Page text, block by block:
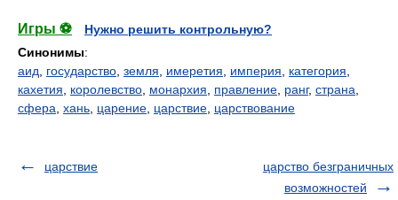
Игры ⚽
Нужно решить контрольную?
Синонимы:
аид
государство земля имеретия империя категория
кахетия
королевство монархия правление ранг, страна
сфера хань царение царствие царствование
царствие
царство безграничных
возможностей